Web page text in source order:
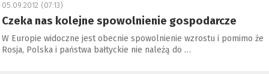
05.09.2012 (07:13)
Czeka nas kolejne spowolnienie gospodarcze
W Europie widoczne jest obecnie spowolnienie wzrostu i pomimo że
Rosja, Polska i państwa bałtyckie nie należą do …